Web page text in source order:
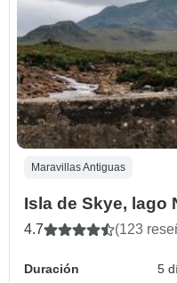
Maravillas Antiguas
Isla de Skye, lago
4.7 (123
Duración
5